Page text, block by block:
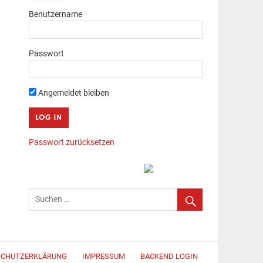
Benutzername
Passwort
Angemeldet bleiben
Passwort zurücksetzen
IMPRESSUM BACKEND LOGIN